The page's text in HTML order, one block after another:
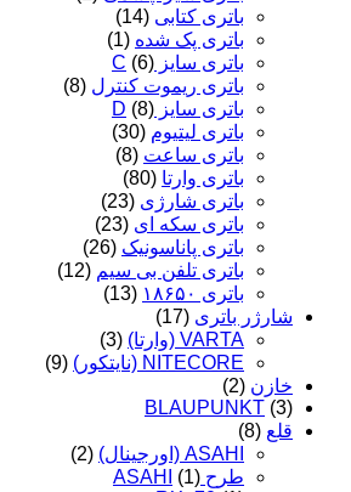
باتری کتابی (14)
باتری پک شده (1)
باتری سایز C (6)
باتری ریموت کنترل (8)
باتری سایز D (8)
باتری لیتیوم (30)
باتری ساعت (8)
باتری وارتا (80)
باتری شارژی (23)
باتری سکه ای (23)
باتری پاناسونیک (26)
باتری تلفن بی سیم (12)
باتری ۱۸۶۵۰
(13)
شارژر باتری (17)
VARTA (وارتا)
(3)
NITECORE (نایتکور)
(9)
خازن (2)
BLAUPUNKT (3)
قلع (8)
ASAHI (اورجینال)
(2)
طرح ASAHI (1)